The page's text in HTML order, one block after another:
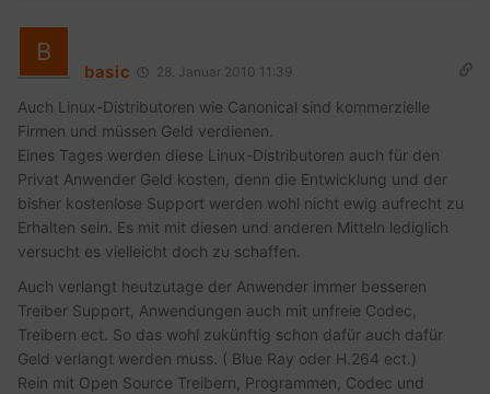
basic 28. Januar 2010 11:39
Auch Linux-Distributoren wie Canonical sind kommerzielle
Firmen und müssen Geld verdienen.
Eines Tages werden diese Linux-Distributoren auch für den
Privat Anwender Geld kosten, denn die Entwicklung und der
bisher kostenlose Support werden wohl nicht ewig aufrecht zu
Erhalten sein. Es mit mit diesen und anderen Mitteln lediglich
versucht es vielleicht doch zu schaffen.
Auch verlangt heutzutage der Anwender immer besseren
Treiber Support, Anwendungen auch mit unfreie Codec,
Treibern ect. So das wohl zukünftig schon dafür auch dafür
Geld verlangt werden muss. ( Blue Ray oder H.264 ect.)
Rein mit Open Source Treibern, Programmen, Codec und